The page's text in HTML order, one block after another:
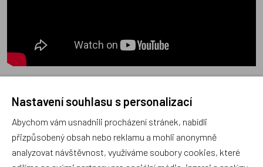
Poradna
Nastavení souhlasu s personalizací
Abychom vám usnadnili procházení stránek, nabídli
přizpůsobený obsah nebo reklamu a mohli anonymně
analyzovat návštěvnost, využíváme soubory cookies, které